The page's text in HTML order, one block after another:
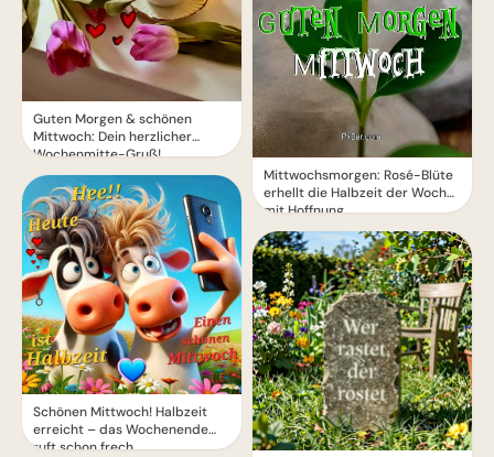
Guten Morgen & schönen
Mittwoch: Dein herzlicher
Wochenmitte-Gruß!
Schönen Mittwoch! Halbzeit
erreicht – das Wochenende
ruft schon frech
Mittwochsmorgen: Rosé-Blüte
erhellt die Halbzeit der Woche
mit Hoffnung.